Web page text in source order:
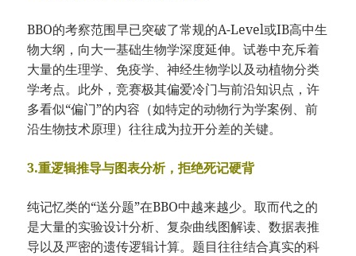
BBO的考察范围早已突破了常规的A-Level或IB高中生
物大纲，向大一基础生物学深度延伸。试卷中充斥着
大量的生理学、免疫学、神经生物学以及动植物分类
学考点。此外，竞赛极其偏爱冷门与前沿知识点，许
多看似“偏门”的内容（如特定的动物行为学案例、前
沿生物技术原理）往往成为拉开分差的关键。
3.重逻辑推导与图表分析，拒绝死记硬背
纯记忆类的“送分题”在BBO中越来越少。取而代之的
是大量的实验设计分析、复杂曲线图解读、数据表推
导以及严密的遗传逻辑计算。题目往往结合真实的科